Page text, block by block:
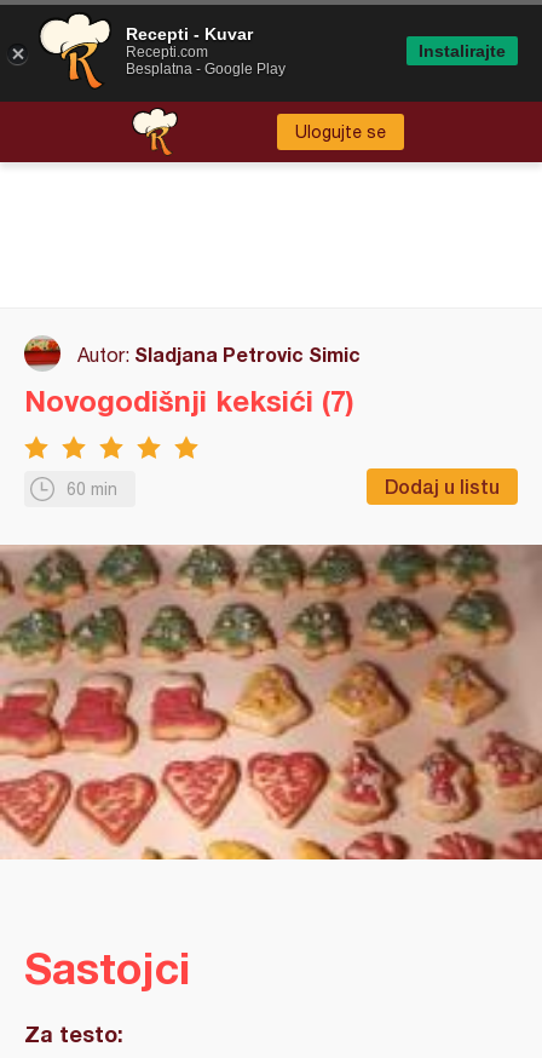
Ulogujte se
Autor: Sladjana Petrovic Simic
60 min Dodaj u listu
Novogodišnji keksići (7)
Sastojci
Za testo:
Recepti - Kuvar
Recepti.com
Besplatna - Google Play
Instalirajte